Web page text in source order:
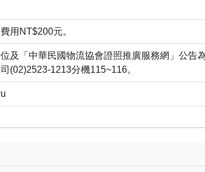
用NT$200元。
及「中華民國物流協會證照推廣服務網」公告為
(02)2523-1213分機115~116。